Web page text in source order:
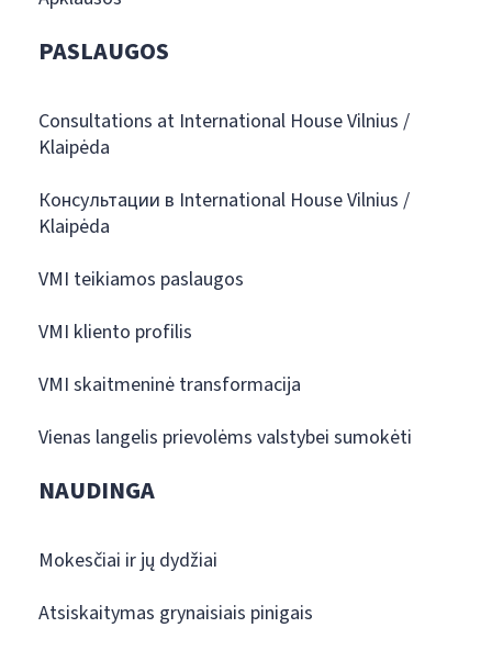
PASLAUGOS
Consultations at International House Vilnius /
Klaipėda
Консультации в International House Vilnius /
Klaipėda
VMI teikiamos paslaugos
VMI kliento profilis
VMI skaitmeninė transformacija
Vienas langelis prievolėms valstybei sumokėti
NAUDINGA
Mokesčiai ir jų dydžiai
Atsiskaitymas grynaisiais pinigais